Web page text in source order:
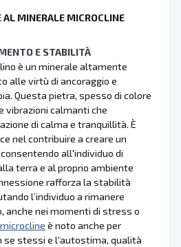
MINERALE MICROCLINE
E STABILITÀ
è un minerale altamente
alle virtù di ancoraggio e
Questa pietra, spesso di colore
vibrazioni calmanti che
di calma e tranquillità. È
nel contribuire a creare un
all'individuo di
terra e al proprio ambiente
rafforza la stabilità
l’individuo a rimanere
anche nei momenti di stress o
microcline è noto anche per
se stessi e l'autostima, qualità